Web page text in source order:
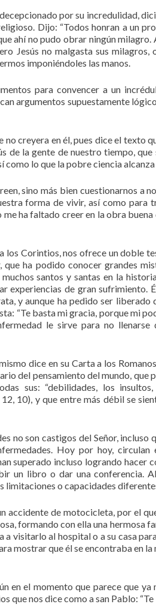
por su incredulidad,
Dijo: “Todos honran a un
ahí no pudo obrar ningún
Jesús no malgasta sus milagros,
imponiéndoles las manos.
para convencer a un
argumentos supuestamente
creyera en él, pues dice el texto
de la gente de nuestro tiempo, que
como lo que la pobre ciencia
sino más bien cuestionarnos a
forma de vivir, así como para
ha faltado creer en la obra
los Corintios, nos ofrece un doble
ha podido conocer grandes
santos y santas en la
experiencias de gran sufrimiento.
y aunque ha pedido ser liberado
“Te basta mi gracia, porque mi
le sirve para no llenarse
dice en su Carta a los
del pensamiento del mundo, que
sus: “debilidades, los insultos,
10), y que entre más débil se
no son castigos del Señor, incluso
Hoy por hoy, circulan
superado incluso logrando hacer
un libro o dar una conferencia.
limitaciones o capacidades
accidente de motocicleta, por el
formando con ella una hermosa
visitarlo al hospital o a su casa
mostrar que él se encontraba en
en el momento que parece que
que nos dice como a san Pablo: “Te